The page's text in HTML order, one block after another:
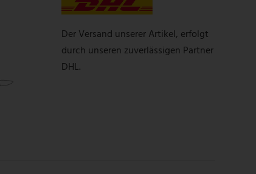
Der Versand unserer Artikel, erfolgt
durch unseren zuverlässigen Partner
DHL.